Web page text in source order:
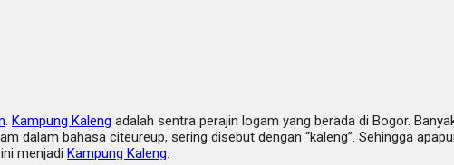
Kampung Kaleng adalah sentra perajin logam yang berada di Bogor.
dalam bahasa citeureup, sering disebut dengan “kaleng”. Sehingga
menjadi Kampung Kaleng